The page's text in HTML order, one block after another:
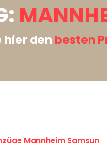
hier den besten
Mannheim Samsun